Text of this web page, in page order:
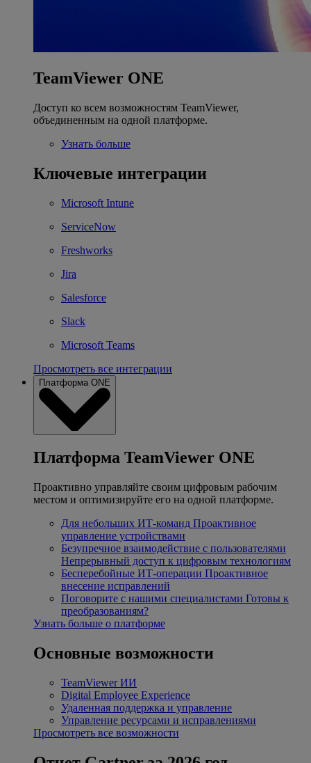
TeamViewer ONE
Доступ ко всем возможностям TeamViewer,
объединенным на одной платформе.
Узнать больше
Ключевые интеграции
Microsoft Intune
ServiceNow
Freshworks
Jira
Salesforce
Slack
Microsoft Teams
Просмотреть все интеграции
Платформа ONE
Платформа TeamViewer ONE
Проактивно управляйте своим цифровым рабочим
местом и оптимизируйте его на одной платформе.
Для небольших ИТ-команд Проактивное
управление устройствами
Безупречное взаимодействие с пользователями
Непрерывный доступ к цифровым технологиям
Бесперебойные ИТ-операции Проактивное
внесение исправлений
Поговорите с нашими специалистами Готовы к
преобразованиям?
Узнать больше о платформе
Основные возможности
TeamViewer ИИ
Digital Employee Experience
Удаленная поддержка и управление
Управление ресурсами и исправлениями
Просмотреть все возможности